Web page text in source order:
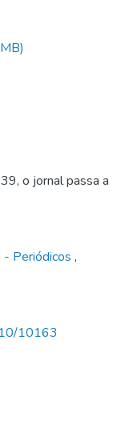
o jornal passa a
- Periódicos ,
10163